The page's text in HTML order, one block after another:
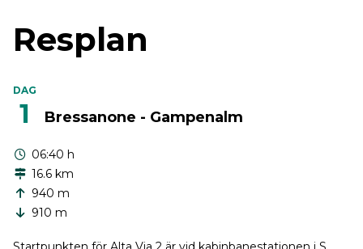
Resplan
DAG
1 Bressanone - Gampenalm
06:40 h
16.6 km
940 m
910 m